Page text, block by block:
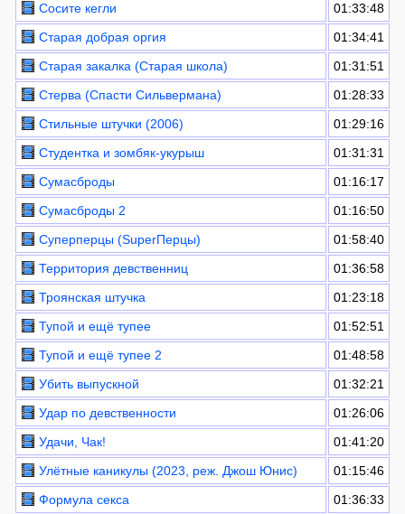
Сосите кегли
01:33:48
Старая добрая оргия
01:34:41
Старая закалка (Старая школа)
01:31:51
Стерва (Спасти Сильвермана)
01:28:33
Стильные штучки (2006)
01:29:16
Студентка и зомбяк-укурыш
01:31:31
Сумасброды
01:16:17
Сумасброды 2
01:16:50
Суперперцы (SuperПерцы)
01:58:40
Территория девственниц
01:36:58
Троянская штучка
01:23:18
Тупой и ещё тупее
01:52:51
Тупой и ещё тупее 2
01:48:58
Убить выпускной
01:32:21
Удар по девственности
01:26:06
Удачи, Чак!
01:41:20
Улётные каникулы (2023, реж. Джош Юнис)
01:15:46
Формула секса
01:36:33